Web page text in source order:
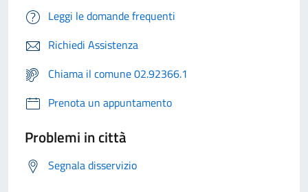
Leggi le domande frequenti
Richiedi Assistenza
Chiama il comune 02.92366.1
Prenota un appuntamento
Problemi in città
Segnala disservizio